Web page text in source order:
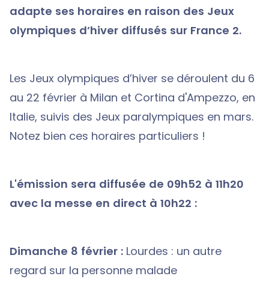
adapte ses horaires en raison des Jeux
olympiques d’hiver diffusés sur France 2.
Les Jeux olympiques d’hiver se déroulent du 6
au 22 février à Milan et Cortina d'Ampezzo, en
Italie, suivis des Jeux paralympiques en mars.
Notez bien ces horaires particuliers !
L'émission sera diffusée de 09h52 à 11h20
avec la messe en direct à 10h22 :
Dimanche 8 février : Lourdes : un autre
regard sur la personne malade